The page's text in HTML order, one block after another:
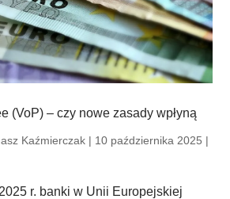
(VoP) – czy nowe zasady wpłyną
Kaźmierczak | 10 października 2025 |
r. banki w Unii Europejskiej